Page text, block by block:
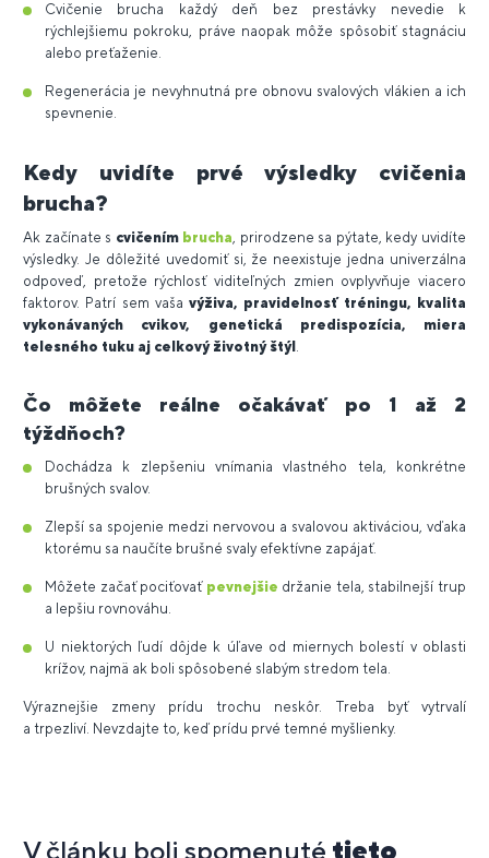
Cvičenie brucha každý deň bez prestávky nevedie k
rýchlejšiemu pokroku, práve naopak môže spôsobiť stagnáciu
alebo preťaženie.
Regenerácia je nevyhnutná pre obnovu svalových vlákien a ich
spevnenie.
Kedy uvidíte prvé výsledky cvičenia
brucha?
Ak začínate s cvičením brucha, prirodzene sa pýtate, kedy uvidíte
výsledky. Je dôležité uvedomiť si, že neexistuje jedna univerzálna
odpoveď, pretože rýchlosť viditeľných zmien ovplyvňuje viacero
faktorov. Patrí sem vašavýživa, pravidelnosť tréningu, kvalita
vykonávaných cvikov, genetická predispozícia, miera
telesného tuku aj celkový životný štýl .
Čo môžete reálne očakávať po 1 až 2
týždňoch?
Dochádza k zlepšeniu vnímania vlastného tela, konkrétne
brušných svalov.
Zlepší sa spojenie medzi nervovou a svalovou aktiváciou, vďaka
ktorému sa naučíte brušné svaly efektívne zapájať.
Môžete začať pociťovať pevnejšie držanie tela, stabilnejší trup
a lepšiu rovnováhu.
U niektorých ľudí dôjde k úľave od miernych bolestí v oblasti
krížov, najmä ak boli spôsobené slabým stredom tela.
Výraznejšie zmeny prídu trochu neskôr. Treba byť vytrvalí
a trpezliví. Nevzdajte to, keď prídu prvé temné myšlienky.
V článku boli spomenuté tieto